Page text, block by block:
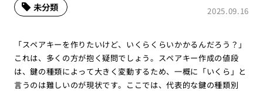
2025.09.16
未分類
「スペアキーを作りたいけど、いくらくらいかかるんだろう？」
これは、多くの方が抱く疑問でしょう。スペアキー作成の値段
は、鍵の種類によって大きく変動するため、一概に「いくら」と
言うのは難しいのが現状です。ここでは、代表的な鍵の種類別